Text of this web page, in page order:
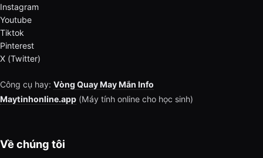
Instagram
Youtube
Tiktok
Pinterest
X (Twitter)
Công cụ hay: Vòng Quay May Mắn Info
Maytinhonline.app (Máy tính online cho học sinh)
Về chúng tôi